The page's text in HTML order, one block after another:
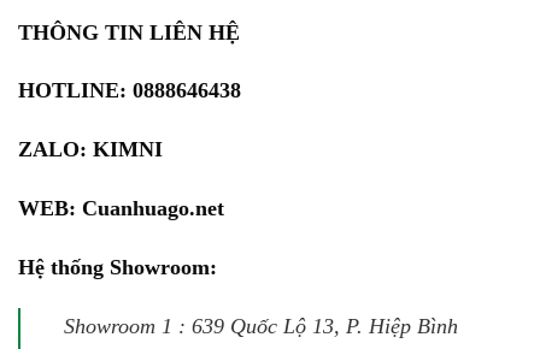
THÔNG TIN LIÊN HỆ
HOTLINE: 0888646438
ZALO: KIMNI
WEB: Cuanhuago.net
Hệ thống Showroom:
Showroom 1 : 639 Quốc Lộ 13, P. Hiệp Bình